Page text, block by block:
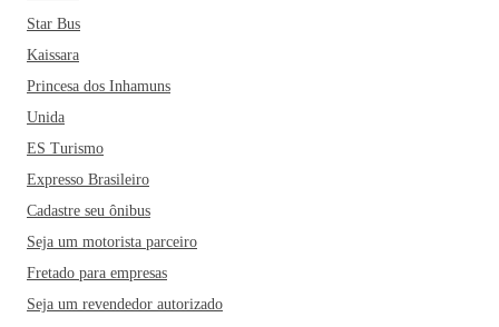
Star Bus
Kaissara
Princesa dos Inhamuns
Unida
ES Turismo
Expresso Brasileiro
Cadastre seu ônibus
Seja um motorista parceiro
Fretado para empresas
Seja um revendedor autorizado